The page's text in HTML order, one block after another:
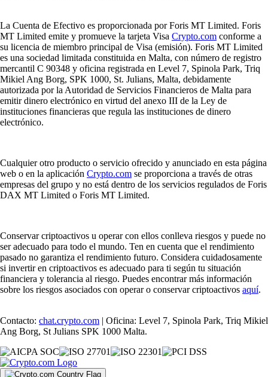
La Cuenta de Efectivo es proporcionada por Foris MT Limited. Foris
MT Limited emite y promueve la tarjeta Visa Crypto.com conforme a
su licencia de miembro principal de Visa (emisión). Foris MT Limited
es una sociedad limitada constituida en Malta, con número de registro
mercantil C 90348 y oficina registrada en Level 7, Spinola Park, Triq
Mikiel Ang Borg, SPK 1000, St. Julians, Malta, debidamente
autorizada por la Autoridad de Servicios Financieros de Malta para
emitir dinero electrónico en virtud del anexo III de la Ley de
instituciones financieras que regula las instituciones de dinero
electrónico.
Cualquier otro producto o servicio ofrecido y anunciado en esta página
web o en la aplicación Crypto.com se proporciona a través de otras
empresas del grupo y no está dentro de los servicios regulados de Foris
DAX MT Limited o Foris MT Limited.
Conservar criptoactivos u operar con ellos conlleva riesgos y puede no
ser adecuado para todo el mundo. Ten en cuenta que el rendimiento
pasado no garantiza el rendimiento futuro. Considera cuidadosamente
si invertir en criptoactivos es adecuado para ti según tu situación
financiera y tolerancia al riesgo. Puedes encontrar más información
sobre los riesgos asociados con operar o conservar criptoactivos aquí.
Contacto: chat.crypto.com | Oficina: Level 7, Spinola Park, Triq Mikiel
Ang Borg, St Julians SPK 1000 Malta.